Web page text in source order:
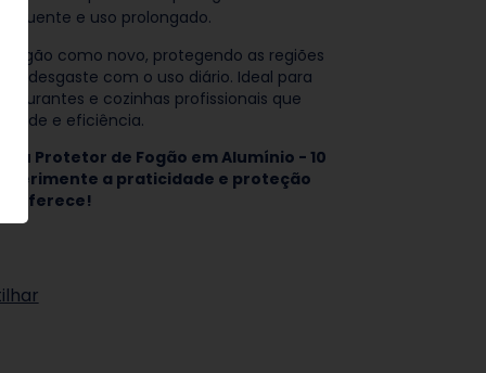
e uso prolongado.
fogão como novo, protegendo as regiões
desgaste com o uso diário. Ideal para
e cozinhas profissionais que
e eficiência.
Protetor de Fogão em Alumínio - 10
a praticidade e proteção
oferece!